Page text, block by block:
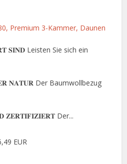
Premium 3-Kammer, Daunen
𝐒𝐈𝐍𝐃 Leisten Sie sich ein
𝐍𝐀𝐓𝐔𝐑 Der Baumwollbezug
Der...
EUR